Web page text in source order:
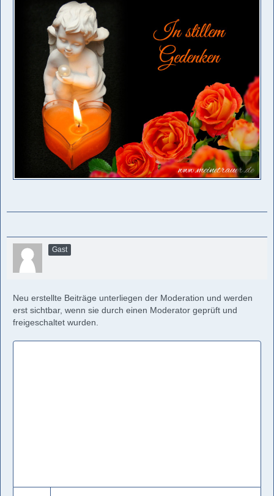
Gast
Neu erstellte Beiträge unterliegen der Moderation und werden
erst sichtbar, wenn sie durch einen Moderator geprüft und
freigeschaltet wurden.